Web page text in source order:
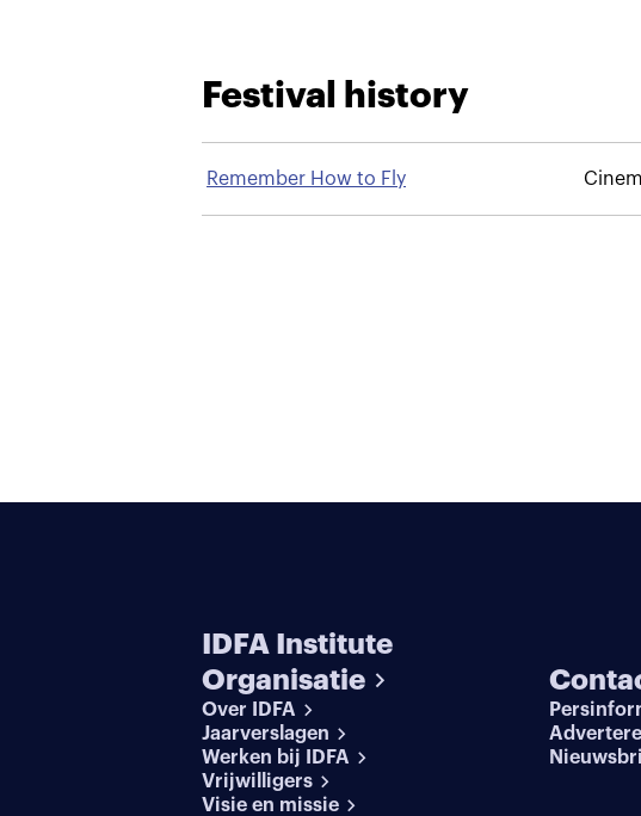
Festival history
Remember How to Fly
IDFA Institute
Organisatie
Over IDFA
Jaarverslagen
Werken bij IDFA
Vrijwilligers
Visie en missie